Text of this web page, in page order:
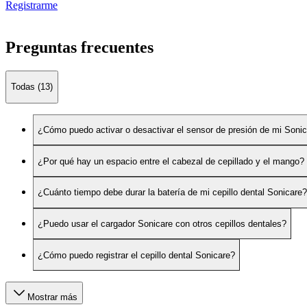
Registrarme
Preguntas frecuentes
Todas (13)
¿Cómo puedo activar o desactivar el sensor de presión de mi
¿Por qué hay un espacio entre el cabezal de cepillado y el mango?
¿Cuánto tiempo debe durar la batería de mi cepillo dental Sonicare?
¿Puedo usar el cargador Sonicare con otros cepillos dentales?
¿Cómo puedo registrar el cepillo dental Sonicare?
Mostrar más